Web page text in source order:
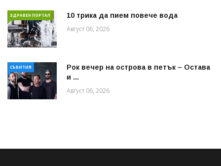
ЗДРАВЕН ПОРТАЛ 10 трика да пием повече вода
Август 06, 2026
СЪБИТИЯ
Рок вечер на острова в петък – Остава
и ...
Август 06, 2026